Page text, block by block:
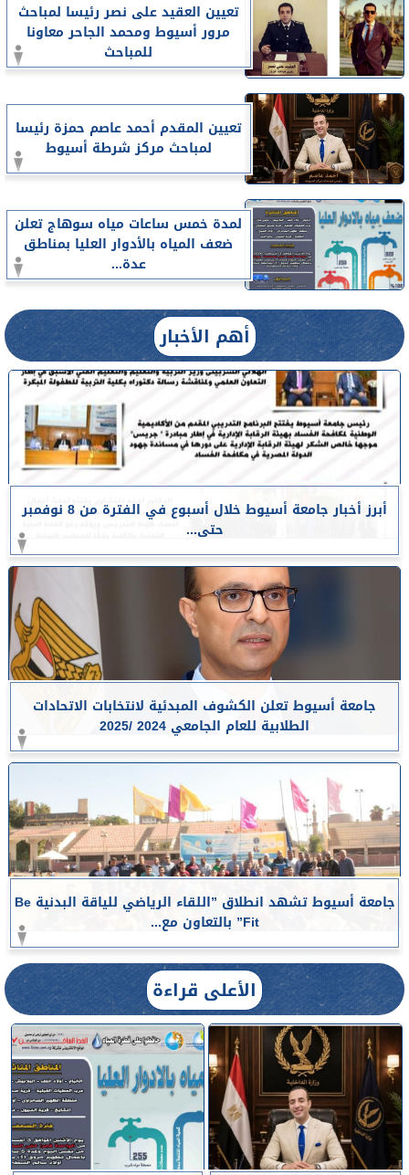
تعيين العقيد على نصر رئيسا لمباحث
مرور أسيوط ومحمد الجاحر معاونا
للمباحث
تعيين المقدم أحمد عاصم حمزة رئيسا
لمباحث مركز شرطة أسيوط
لمدة خمس ساعات مياه سوهاج تعلن
ضعف المياه بالأدوار العليا بمناطق
عدة...
أهم الأخبار
أبرز أخبار جامعة أسيوط خلال أسبوع في الفترة من 8 نوفمبر
حتى...
جامعة أسيوط تعلن الكشوف المبدئية لانتخابات الاتحادات
الطلابية للعام الجامعي 2024 /2025
جامعة أسيوط تشهد انطلاق ”اللقاء الرياضي للياقة البدنية Be
Fit” بالتعاون مع...
الأعلى قراءة